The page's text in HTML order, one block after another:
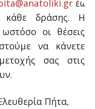
έως
κάθε δράσης. Η
οι θέσεις
να κάνετε
σας στις
Πήτα,